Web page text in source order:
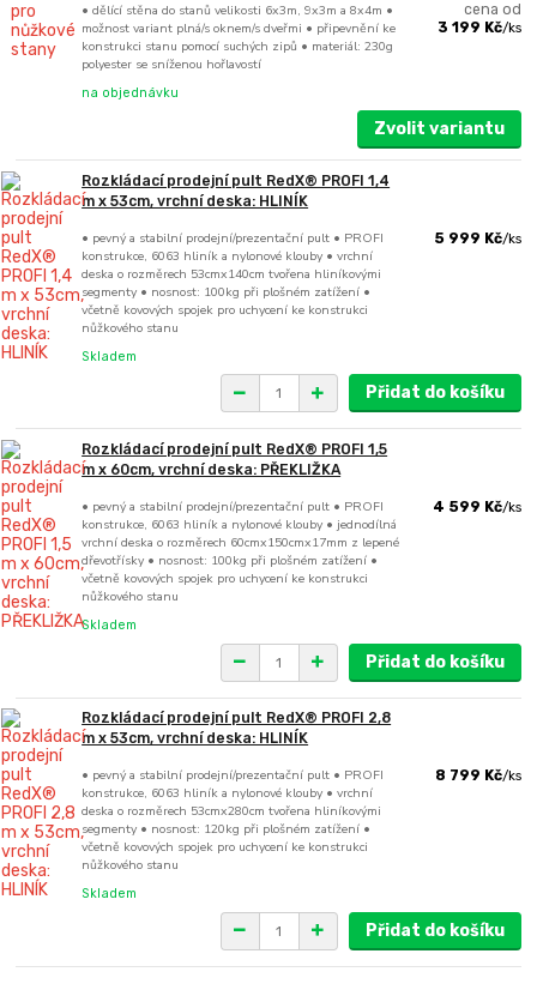
• dělící stěna do stanů velikosti 6x3m, 9x3m a 8x4m •
možnost variant plná/s oknem/s dveřmi • připevnění ke
konstrukci stanu pomocí suchých zipů • materiál: 230g
polyester se sníženou hořlavostí
cena od
3 199 Kč/ks
na objednávku
Zvolit variantu
Rozkládací prodejní pult RedX® PROFI 1,4
m x 53cm, vrchní deska: HLINÍK
• pevný a stabilní prodejní/prezentační pult • PROFI
konstrukce, 6063 hliník a nylonové klouby • vrchní
deska o rozměrech 53cmx140cm tvořena hliníkovými
segmenty • nosnost: 100kg při plošném zatížení •
včetně kovových spojek pro uchycení ke konstrukci
nůžkového stanu
5 999 Kč/ks
Skladem
Přidat do košíku
Rozkládací prodejní pult RedX® PROFI 1,5
m x 60cm, vrchní deska: PŘEKLIŽKA
• pevný a stabilní prodejní/prezentační pult • PROFI
konstrukce, 6063 hliník a nylonové klouby • jednodílná
vrchní deska o rozměrech 60cmx150cmx17mm z lepené
dřevotřísky • nosnost: 100kg při plošném zatížení •
včetně kovových spojek pro uchycení ke konstrukci
nůžkového stanu
4 599 Kč/ks
Skladem
Přidat do košíku
Rozkládací prodejní pult RedX® PROFI 2,8
m x 53cm, vrchní deska: HLINÍK
• pevný a stabilní prodejní/prezentační pult • PROFI
konstrukce, 6063 hliník a nylonové klouby • vrchní
deska o rozměrech 53cmx280cm tvořena hliníkovými
segmenty • nosnost: 120kg při plošném zatížení •
včetně kovových spojek pro uchycení ke konstrukci
nůžkového stanu
8 799 Kč/ks
Skladem
Přidat do košíku